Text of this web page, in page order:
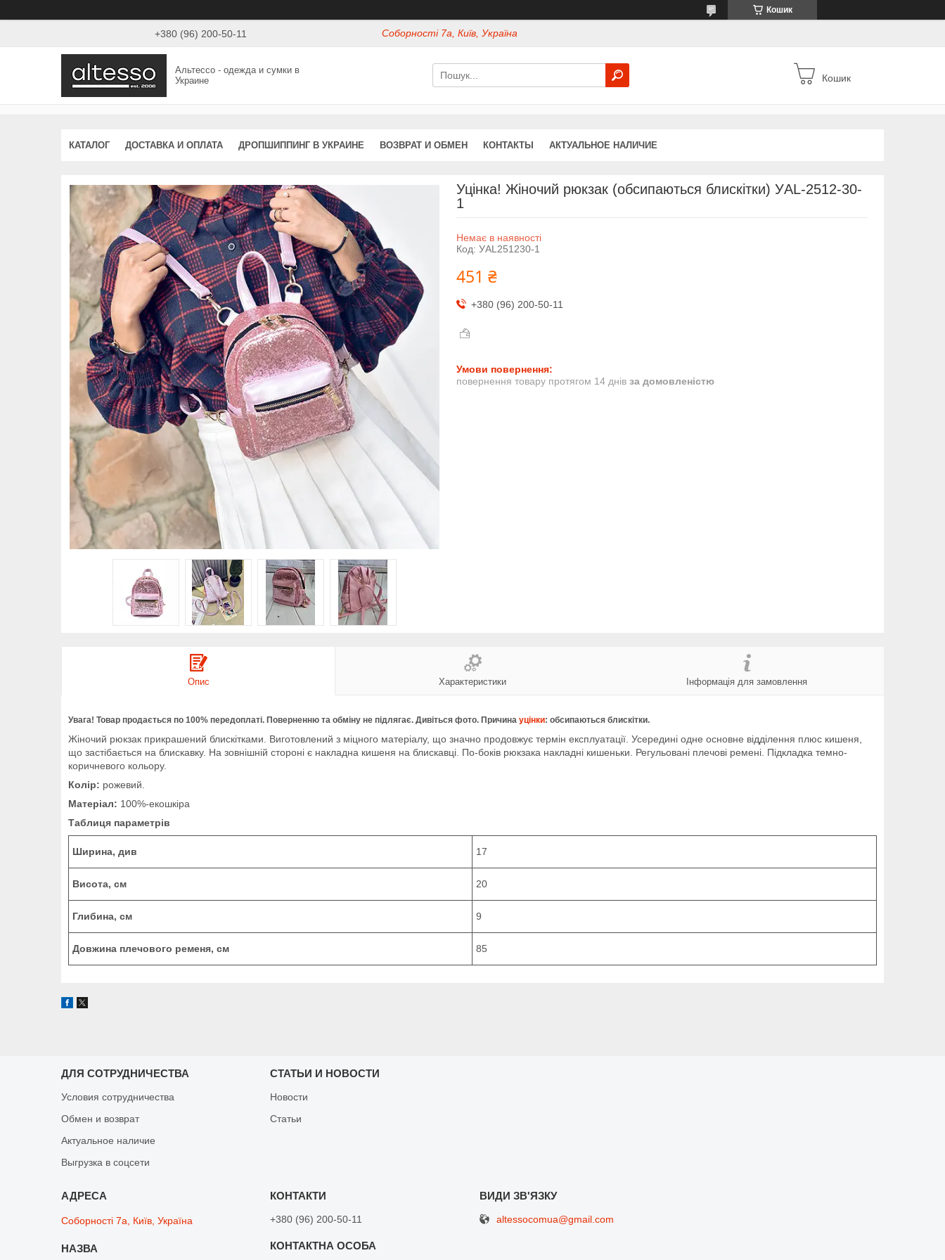
Кошик
+380 (96) 200-50-11 Соборності 7а, Київ, Україна
Альтессо - одежда и сумки в
Украине
Кошик
КАТАЛОГ ДОСТАВКА И ОПЛАТА ДРОПШИППИНГ В УКРАИНЕ ВОЗВРАТ И ОБМЕН КОНТАКТЫ АКТУАЛЬНОЕ НАЛИЧИЕ
Уцінка! Жіночий рюкзак (обсипаються блискітки) УAL-2512-30-
1
Немає в наявності
Код: УAL251230-1
451 ₴
+380 (96) 200-50-11
повернення товару протягом 14 днів за домовленістю
Опис Характеристики Інформація для замовлення
Увага! Товар продається по 100% передоплаті. Поверненню та обміну не підлягає. Дивіться фото. Причина уцінки: обсипаються блискітки.
Жіночий рюкзак прикрашений блискітками. Виготовлений з міцного матеріалу, що значно продовжує термін експлуатації. Усередині одне основне відділення плюс кишеня,
що застібається на блискавку. На зовнішній стороні є накладна кишеня на блискавці. По-боків рюкзака накладні кишеньки. Регульовані плечові ремені. Підкладка темно-
коричневого кольору.
Колір: рожевий.
Матеріал: 100%-екошкіра
Таблиця параметрів
Ширина, див 17
Висота, см 20
Глибина, см 9
Довжина плечового ременя, см 85
ДЛЯ СОТРУДНИЧЕСТВА
Условия сотрудничества
Обмен и возврат
Актуальное наличие
Выгрузка в соцсети
СТАТЬИ И НОВОСТИ
Новости
Статьи
Соборності 7а, Київ, Україна +380 (96) 200-50-11 altessocomua@gmail.com